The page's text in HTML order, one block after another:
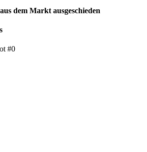
dem Markt ausgeschieden